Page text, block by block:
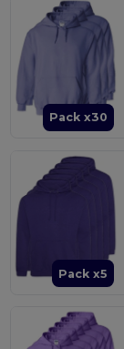
Pack x30
Pack x5